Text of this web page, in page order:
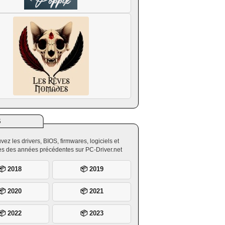
les drivers, BIOS, firmwares, logiciels et
des années précédentes sur PC-Driver.net
2018 📦 2019
2020 📦 2021
2022 📦 2023